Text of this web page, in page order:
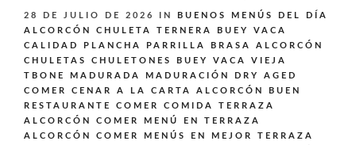
28 DE JULIO DE 2026 IN
BUENOS MENÚS DEL DÍA
ALCORCÓN
CHULETA TERNERA BUEY VACA
CALIDAD PLANCHA PARRILLA BRASA ALCORCÓN
CHULETAS CHULETONES BUEY VACA VIEJA
TBONE MADURADA MADURACIÓN DRY AGED
COMER CENAR A LA CARTA ALCORCÓN BUEN
RESTAURANTE
COMER COMIDA TERRAZA
ALCORCÓN
COMER MENÚ EN TERRAZA
ALCORCÓN
COMER MENÚS EN MEJOR TERRAZA